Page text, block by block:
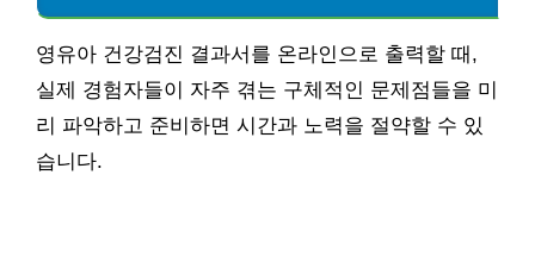
영유아 건강검진 결과서를 온라인으로 출력할 때,
실제 경험자들이 자주 겪는 구체적인 문제점들을 미
리 파악하고 준비하면 시간과 노력을 절약할 수 있
습니다.